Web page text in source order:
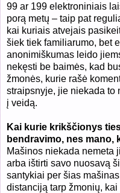
99 ar 199 elektroniniais
porą metų – taip pat
kai kuriais atvejais
šiek tiek familiarumo, bet
anonimiškumas leido
nekęsti be baimės, kad
žmonės, kurie rašė
straipsnyje, jie niekada to
į veidą.
Kai kurie krikščionys
bendravimo, nes mano,
Mašinos niekada nemeta
arba ištirti savo nuosavą
santykiai per šias
distanciją tarp žmonių,